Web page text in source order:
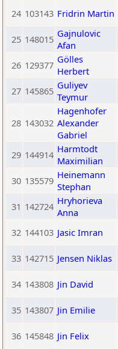
24 103143 Fridrin Martin
25 148015 Gajnulovic
Afan
26 129377 Gölles
Herbert
27 145865 Guliyev
Teymur
28 143032
Hagenhofer
Alexander
Gabriel
29 144914 Harmtodt
Maximilian
30 135579 Heinemann
Stephan
31 142724 Hryhorieva
Anna
32 144103 Jasic Imran
33 142715 Jensen Niklas
34 143808 Jin David
35 143807 Jin Emilie
36 145848 Jin Felix